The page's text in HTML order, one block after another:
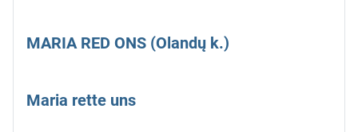
MARIA RED ONS (Olandų k.)
Maria rette uns